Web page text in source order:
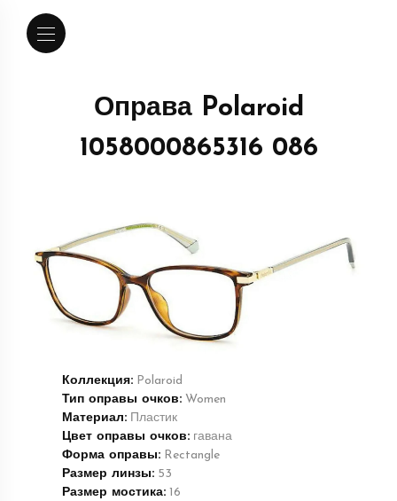
Оправа Polaroid
1058000865316 086
Коллекция: Polaroid
Тип оправы очков: Women
Материал: Пластик
Цвет оправы очков: гавана
Форма оправы: Rectangle
Размер линзы: 53
Размер мостика: 16